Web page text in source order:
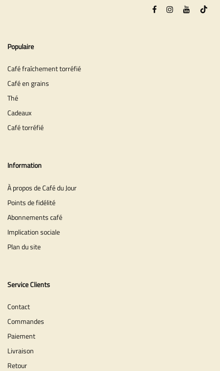
Populaire
Café fraîchement torréfié
Café en grains
Thé
Cadeaux
Café torréfié
Information
À propos de Café du Jour
Points de fidélité
Abonnements café
Implication sociale
Plan du site
Service Clients
Contact
Commandes
Paiement
Livraison
Retour